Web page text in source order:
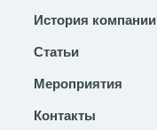
История компании
Статьи
Мероприятия
Контакты